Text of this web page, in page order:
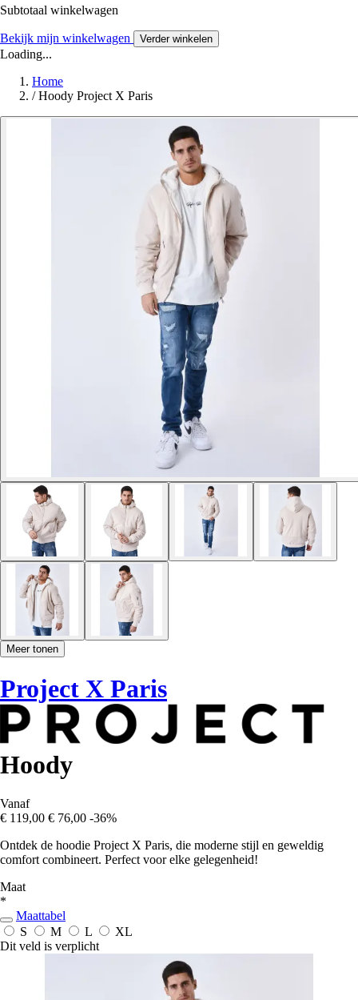
Subtotaal winkelwagen
Bekijk mijn winkelwagen Verder winkelen
Loading...
Home
/ Hoody Project X Paris
Meer tonen
Project X Paris
Hoody
Vanaf
€ 119,00 € 76,00 -36%
Ontdek de hoodie Project X Paris, die moderne stijl en geweldig
comfort combineert. Perfect voor elke gelegenheid!
Maat
*
Maattabel
S
M L
XL
Dit veld is verplicht